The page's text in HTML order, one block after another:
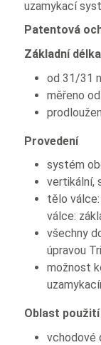
uzamykací
Patentová
Základní délka
od 31/31
měřeno
Provedení
systém
vertikální,
tělo válce:
válce:
všechny
úpravou
možnost
Oblast použití
vchodové